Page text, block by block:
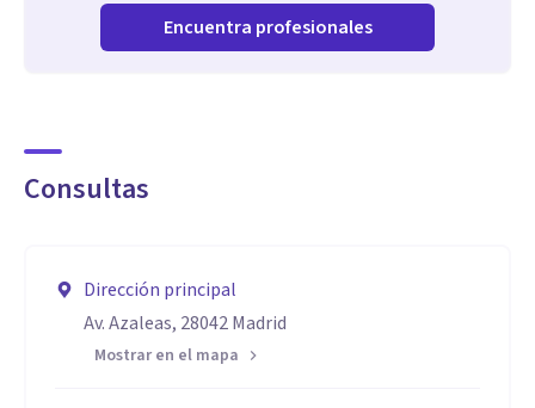
terapia asistida con animales
crecimiento personal
Encuentra profesionales
Consultas
Dirección principal
Av. Azaleas, 28042 Madrid
Mostrar en el mapa